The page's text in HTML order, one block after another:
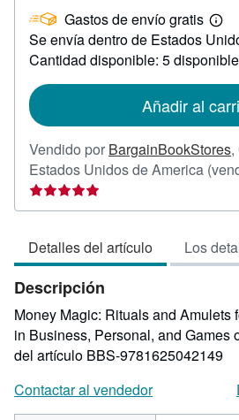
15,51 Gastos de envío gratis
Más
sobre
las
Se envía dentro de Estados
Cantidad disponible: 5
Añadir al
Vendido por BargainBookStores,
Estados Unidos de America
Detalles del artículo Los
Descripción
Money Magic: Rituals and Amulets
in Business, Personal, and Games
del artículo BBS-9781625042149
Contactar al vendedor